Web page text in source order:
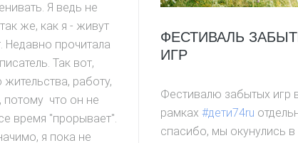
Я ведь не
же, как я - живут
Недавно прочитала
Так вот,
работу,
потому что он не
время "прорывает".
я пока не
ФЕСТИВАЛЬ
ИГР
Фестивалю забытых игр
рамках #дети74ru
спасибо, мы окунулись